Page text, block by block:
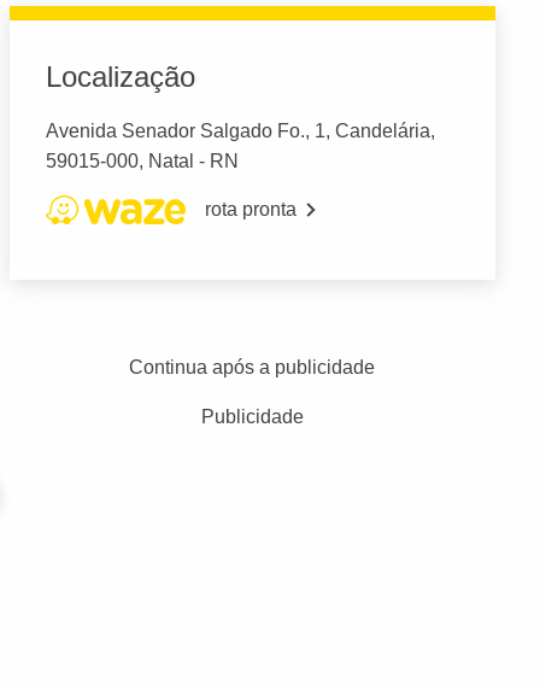
Localização
Avenida Senador Salgado Fo., 1, Candelária,
59015-000, Natal - RN
rota pronta
Continua após a publicidade
Publicidade